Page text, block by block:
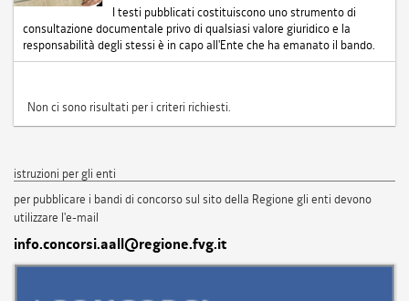
I testi pubblicati costituiscono uno strumento di
consultazione documentale privo di qualsiasi valore giuridico e la
responsabilità degli stessi è in capo all'Ente che ha emanato il bando.
Non ci sono risultati per i criteri richiesti.
istruzioni per gli enti
per pubblicare i bandi di concorso sul sito della Regione gli enti devono
utilizzare l'e-mail
info.concorsi.aall@regione.fvg.it